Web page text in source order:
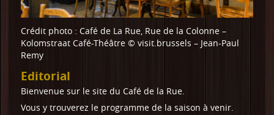
Crédit photo : Café de La Rue, Rue de la Colonne –
Kolomstraat Café-Théâtre © visit.brussels – Jean-Paul
Remy
Editorial
Bienvenue sur le site du Café de la Rue.
Vous y trouverez le programme de la saison à venir.